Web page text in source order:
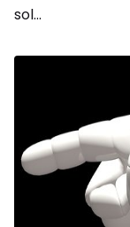
sol...